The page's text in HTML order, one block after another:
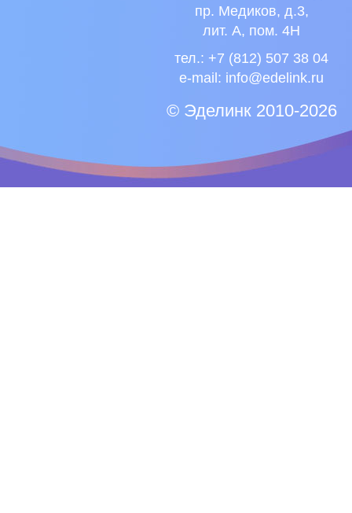
пр. Медиков, д.3,
лит. А, пом. 4Н
тел.: +7 (812) 507 38 04
e-mail: info@edelink.ru
© Эделинк 2010-2026